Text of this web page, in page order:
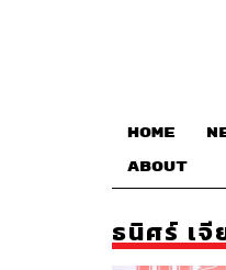
HOME
ABOUT
ธนิศร์ เ